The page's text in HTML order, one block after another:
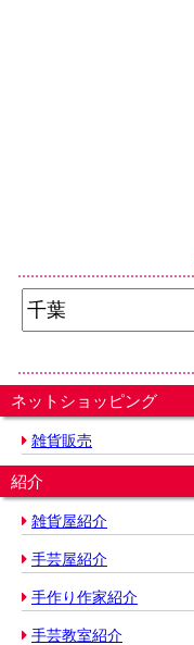
ネットショッピング
雑貨販売
紹介
雑貨屋紹介
手芸屋紹介
手作り作家紹介
手芸教室紹介